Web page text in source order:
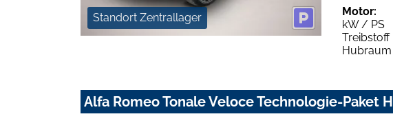
Standort Zentrallager
Motor:
kW / PS
Treibstoff
Hubraum
Alfa Romeo Tonale Veloce Technologie-Paket